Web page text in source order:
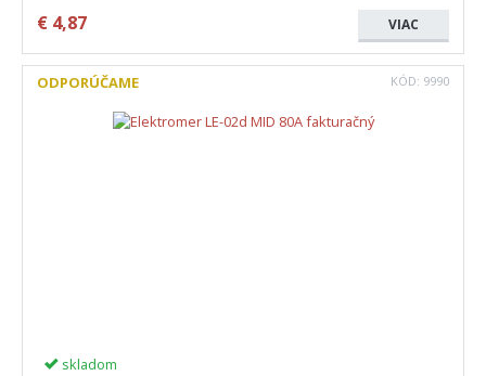
€ 4,87 VIAC
ODPORÚČAME KÓD: 9990
skladom